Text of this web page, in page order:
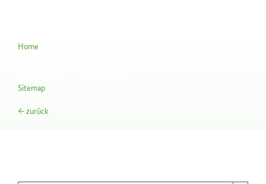
Besondere Anforderungen
Home
Sitemap
← zurück